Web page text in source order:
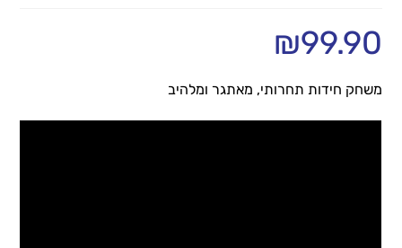
₪99.90
משחק חידות תחרותי, מאתגר ומלהיב